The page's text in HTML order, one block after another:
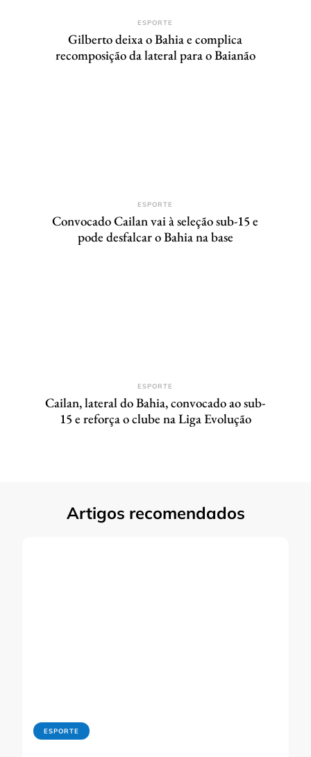
ESPORTE
Gilberto deixa o Bahia e complica
recomposição da lateral para o Baianão
ESPORTE
Convocado Cailan vai à seleção sub-15 e
pode desfalcar o Bahia na base
ESPORTE
Cailan, lateral do Bahia, convocado ao sub-
15 e reforça o clube na Liga Evolução
Artigos recomendados
ESPORTE